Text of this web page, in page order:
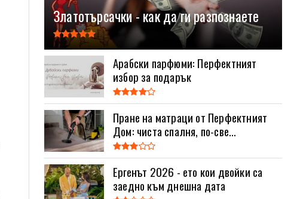
Златотърсачки - как да ги разпознаете
Арабски парфюми: Перфектният
избор за подарък
Пране на матраци от Перфектният
Дом: чиста спалня, по-све...
Ергенът 2026 - ето кои двойки са
заедно към днешна дата